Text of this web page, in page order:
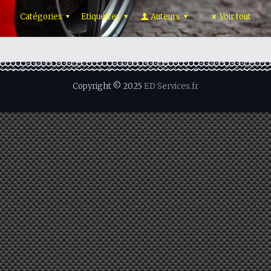
Catégories Etiquettes Auteurs Voir tout
Copyright © 2025 ED Services.fr